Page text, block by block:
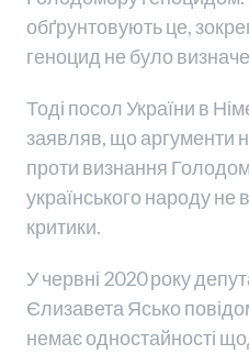
обґрунтовують це,
геноцид не було
Тоді посол України в
заявляв, що аргументи
проти визнання
українського народу не
критики.
У червні 2020 року
Єлизавета Ясько
немає одностайності